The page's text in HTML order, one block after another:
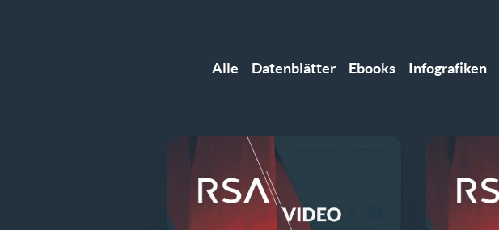
Alle Datenblätter Ebooks Infografiken